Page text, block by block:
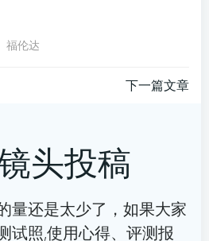
福伦达
导
航
下一篇文章
头投稿
还是太少了，如果大家
试照,使用心得、评测报